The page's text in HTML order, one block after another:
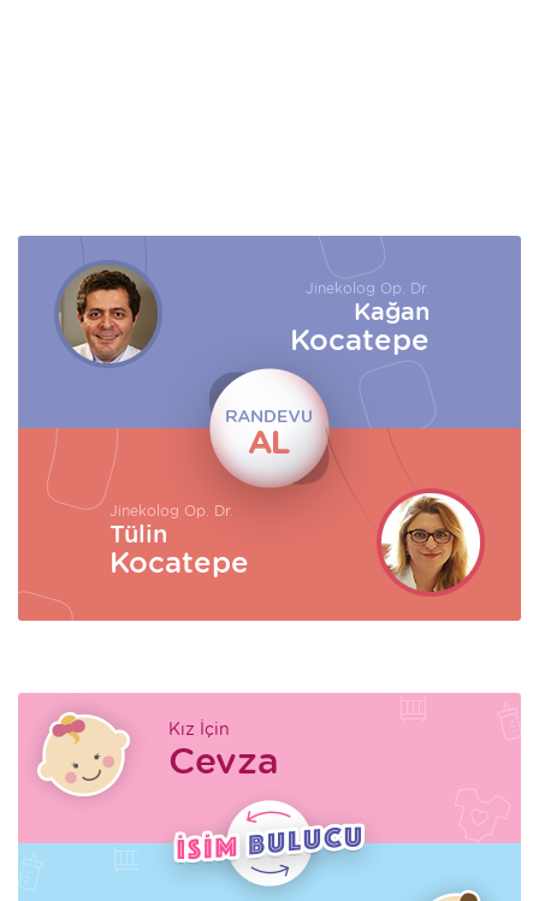
Jinekolog Op. Dr.
Kağan
Kocatepe
Jinekolog Op. Dr.
Tülin
Kocatepe
Kız İçin
Cevza